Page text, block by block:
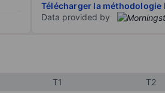
Télécharger la méthodologie
Data provided by
T1 T2